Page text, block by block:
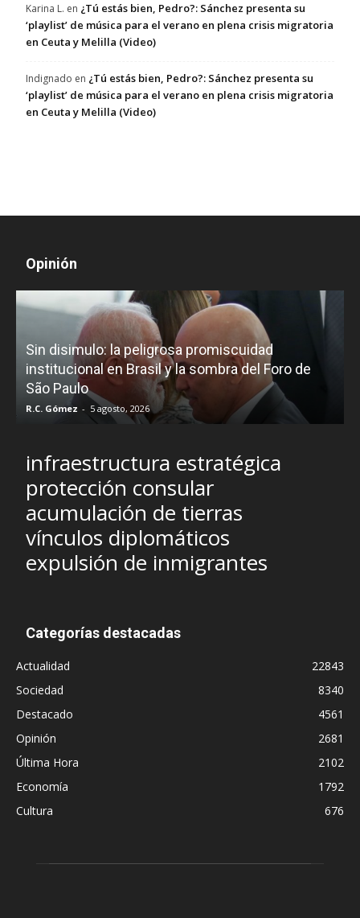
Karina L. en ¿Tú estás bien, Pedro?: Sánchez presenta su
‘playlist’ de música para el verano en plena crisis migratoria
en Ceuta y Melilla (Video)
Indignado en ¿Tú estás bien, Pedro?: Sánchez presenta su
‘playlist’ de música para el verano en plena crisis migratoria
en Ceuta y Melilla (Video)
Opinión
Sin disimulo: la peligrosa promiscuidad
institucional en Brasil y la sombra del Foro de
São Paulo
R.C. Gómez - 5 agosto, 2026
infraestructura estratégica
protección consular
acumulación de tierras
vínculos diplomáticos
expulsión de inmigrantes
Categorías destacadas
Actualidad
22843
Sociedad
8340
Destacado
4561
Opinión
2681
Última Hora
2102
Economía
1792
Cultura
676